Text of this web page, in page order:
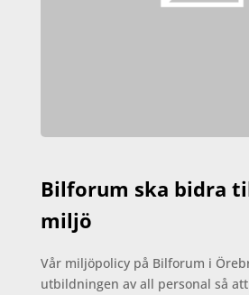
Bilforum ska bidra
miljö
Vår miljöpolicy på Bilforum i
utbildningen av all personal så